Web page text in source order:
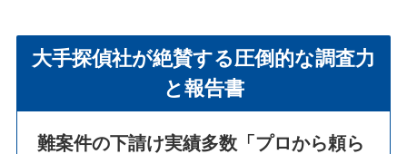
大手探偵社が絶賛する圧倒的な調査力
と報告書
難案件の下請け実績多数 「プロから頼ら